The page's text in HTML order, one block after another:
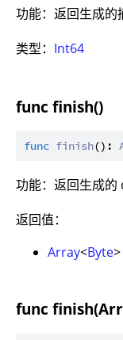
功能：返回生成的
类型： Int64
func finish()
func finish():
功能：返回生成的
返回值：
Array<Byte
func